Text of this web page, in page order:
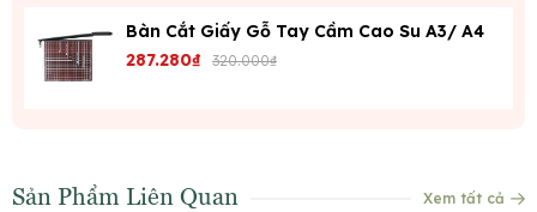
Bàn Cắt Giấy Gỗ Tay Cầm Cao Su A3/ A4
287.280₫ 320.000₫
Sản Phẩm Liên Quan Xem tất cả